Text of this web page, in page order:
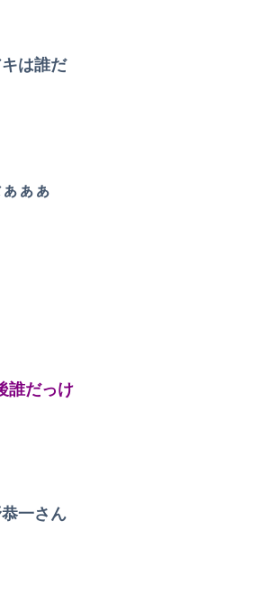
『エロ漫画』で人生逆転
（56）結婚ｗｗｗｗｗ
は誰だ
ぁぁ
誰だっけ
一さん